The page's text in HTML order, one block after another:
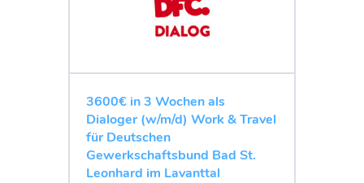
3600€ in 3 Wochen als
Dialoger (w/m/d) Work & Travel
für Deutschen
Gewerkschaftsbund Bad St.
Leonhard im Lavanttal